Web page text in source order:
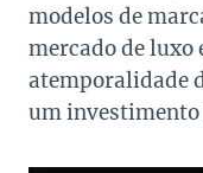
modelos de
mercado de luxo
atemporalidade
um